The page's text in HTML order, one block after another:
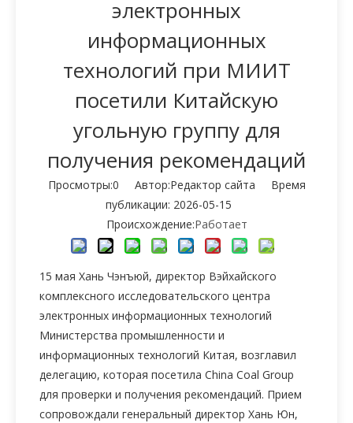
электронных
информационных
технологий при МИИТ
посетили Китайскую
угольную группу для
получения рекомендаций
Просмотры:0 Автор:Pедактор сайта Время
публикации: 2026-05-15
Происхождение:Работает
15 мая Хань Чэнъюй, директор Вэйхайского
комплексного исследовательского центра
электронных информационных технологий
Министерства промышленности и
информационных технологий Китая, возглавил
делегацию, которая посетила China Coal Group
для проверки и получения рекомендаций. Прием
сопровождали генеральный директор Хань Юн,